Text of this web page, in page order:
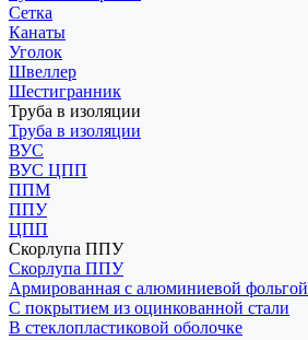
Сетка
Канаты
Уголок
Швеллер
Шестигранник
Труба в изоляции
Труба в изоляции
ВУС
ВУС ЦПП
ППМ
ППУ
ЦПП
Скорлупа ППУ
Скорлупа ППУ
Армированная с алюминиевой фольгой
С покрытием из оцинкованной стали
В стеклопластиковой оболочке